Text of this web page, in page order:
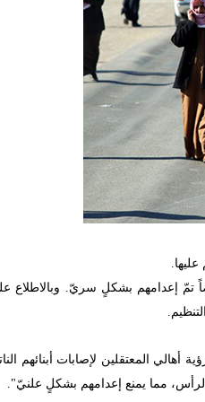
الزور تذبح بصمت قد سرّبت من أحد مكاتب التنظيم قائمةً بأسماء 450 شخصاً تمّ
المعتقلين لإصابات أبنائهم
مما يمنع إعدامهم بشكلٍ علنيّ".